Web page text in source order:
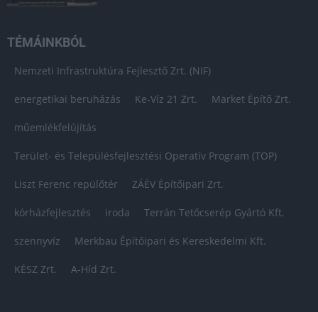
TÉMÁINKBÓL
Nemzeti Infrastruktúra Fejlesztő Zrt. (NIF)
energetikai beruházás Ke-Víz 21 Zrt. Market Építő Zrt.
műemlékfelújítás
Terület- és Településfejlesztési Operatív Program (TOP)
Liszt Ferenc repülőtér ZÁÉV Építőipari Zrt.
kórházfejlesztés iroda Terrán Tetőcserép Gyártó Kft.
szennyvíz Merkbau Építőipari és Kereskedelmi Kft.
KÉSZ Zrt. A-Híd Zrt.